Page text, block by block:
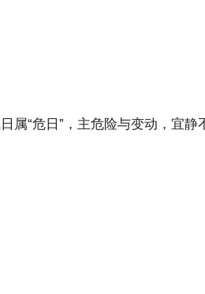
属“危日”，主危险与变动，宜